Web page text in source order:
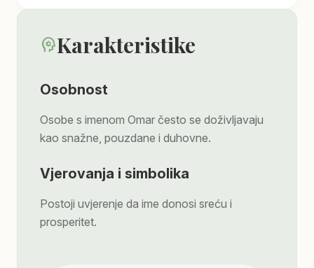
psychologyKarakteristike
Osobnost
Osobe s imenom Omar često se doživljavaju
kao snažne, pouzdane i duhovne.
Vjerovanja i simbolika
Postoji uvjerenje da ime donosi sreću i
prosperitet.